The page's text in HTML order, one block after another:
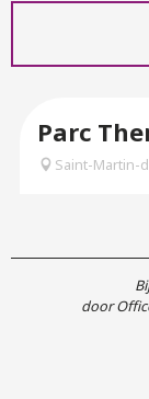
Parc
Saint-Martin-
door